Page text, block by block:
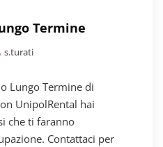
Termine
s.turati
Lungo Termine di
UnipolRental hai
che ti faranno
Contattaci per